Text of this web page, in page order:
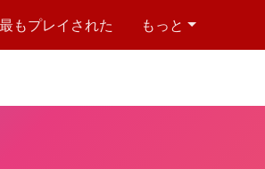
最もプレイされた もっと